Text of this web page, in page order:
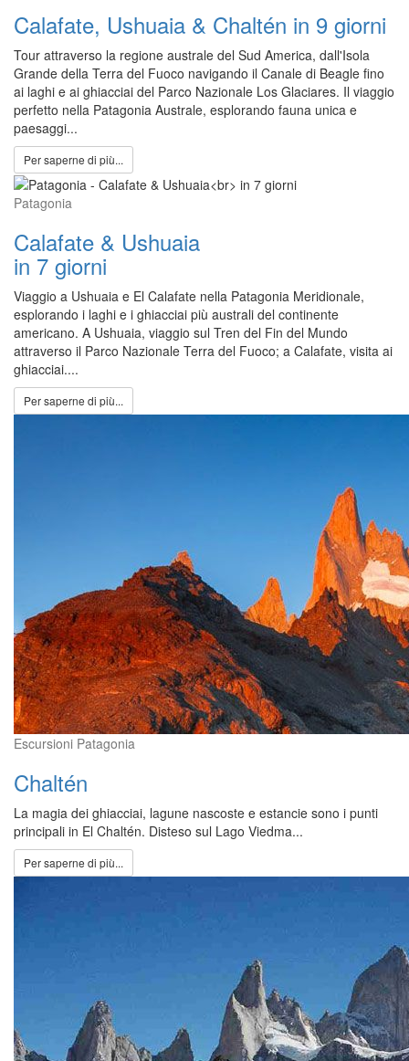
Calafate, Ushuaia & Chaltén in 9 giorni
Tour attraverso la regione australe del Sud America, dall'Isola
Grande della Terra del Fuoco navigando il Canale di Beagle fino
ai laghi e ai ghiacciai del Parco Nazionale Los Glaciares. Il viaggio
perfetto nella Patagonia Australe, esplorando fauna unica e
paesaggi...
Per saperne di più...
Patagonia
Calafate & Ushuaia
in 7 giorni
Viaggio a Ushuaia e El Calafate nella Patagonia Meridionale,
esplorando i laghi e i ghiacciai più australi del continente
americano. A Ushuaia, viaggio sul Tren del Fin del Mundo
attraverso il Parco Nazionale Terra del Fuoco; a Calafate, visita ai
ghiacciai....
Per saperne di più...
Escursioni Patagonia
Chaltén
La magia dei ghiacciai, lagune nascoste e estancie sono i punti
principali in El Chaltén. Disteso sul Lago Viedma...
Per saperne di più...